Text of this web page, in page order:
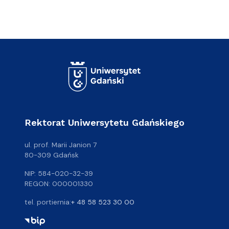
Rektorat Uniwersytetu Gdańskiego
ul. prof. Marii Janion 7
80-309 Gdańsk
NIP: 584-020-32-39
REGON: 000001330
tel. portiernia:+ 48 58 523 30 00